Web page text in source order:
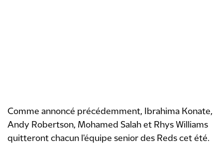
Comme annoncé précédemment, Ibrahima Konate,
Andy Robertson, Mohamed Salah et Rhys Williams
quitteront chacun l'équipe senior des Reds cet été.